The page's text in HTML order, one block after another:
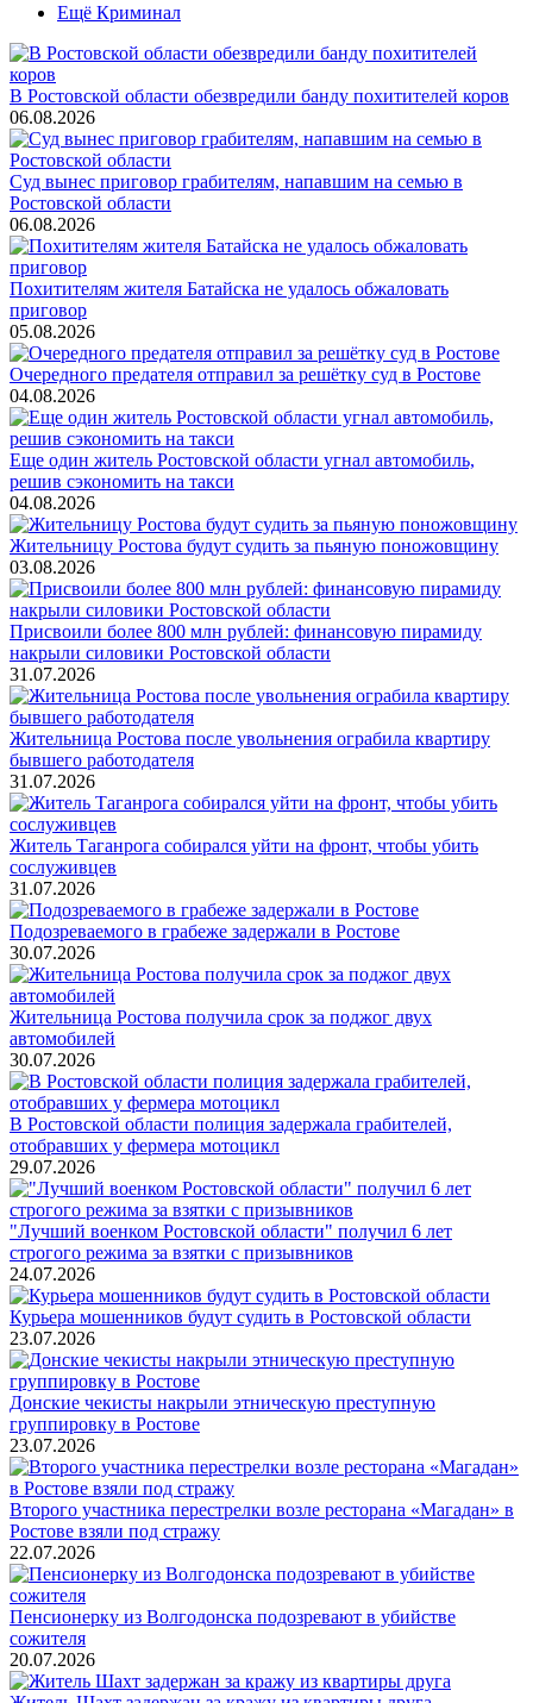
Ещё Криминал
В Ростовской области обезвредили банду похитителей коров
06.08.2026
Суд вынес приговор грабителям, напавшим на семью в
Ростовской области
06.08.2026
Похитителям жителя Батайска не удалось обжаловать
приговор
05.08.2026
Очередного предателя отправил за решётку суд в Ростове
04.08.2026
Еще один житель Ростовской области угнал автомобиль,
решив сэкономить на такси
04.08.2026
Жительницу Ростова будут судить за пьяную поножовщину
03.08.2026
Присвоили более 800 млн рублей: финансовую пирамиду
накрыли силовики Ростовской области
31.07.2026
Жительница Ростова после увольнения ограбила квартиру
бывшего работодателя
31.07.2026
Житель Таганрога собирался уйти на фронт, чтобы убить
сослуживцев
31.07.2026
Подозреваемого в грабеже задержали в Ростове
30.07.2026
Жительница Ростова получила срок за поджог двух
автомобилей
30.07.2026
В Ростовской области полиция задержала грабителей,
отобравших у фермера мотоцикл
29.07.2026
"Лучший военком Ростовской области" получил 6 лет
строгого режима за взятки с призывников
24.07.2026
Курьера мошенников будут судить в Ростовской области
23.07.2026
Донские чекисты накрыли этническую преступную
группировку в Ростове
23.07.2026
Второго участника перестрелки возле ресторана «Магадан» в
Ростове взяли под стражу
22.07.2026
Пенсионерку из Волгодонска подозревают в убийстве
сожителя
20.07.2026